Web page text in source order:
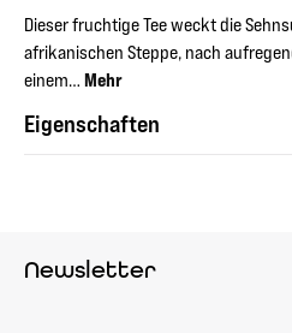
Dieser fruchtige Tee weckt die
afrikanischen Steppe, nach
einem… Mehr
Eigenschaften
Newsletter